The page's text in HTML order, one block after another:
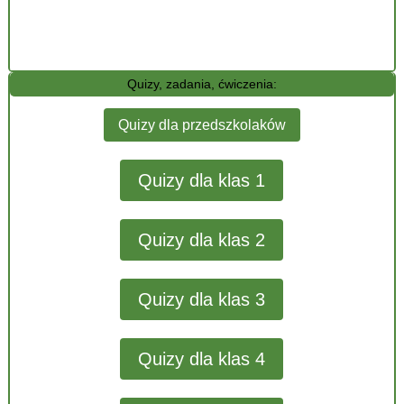
Quizy, zadania, ćwiczenia:
Quizy dla przedszkolaków
Quizy dla klas 1
Quizy dla klas 2
Quizy dla klas 3
Quizy dla klas 4